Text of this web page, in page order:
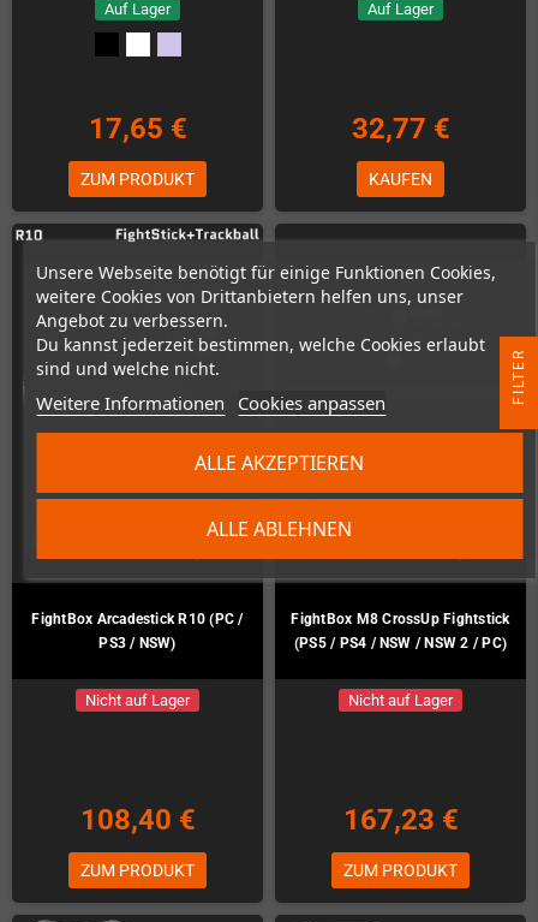
Unsere Webseite benötigt für einige Funktionen Cookies,
weitere Cookies von Drittanbietern helfen uns, unser
Angebot zu verbessern.
Du kannst jederzeit bestimmen, welche Cookies erlaubt
sind und welche nicht.
Weitere Informationen Cookies anpassen
ALLE ABLEHNEN
ALLE AKZEPTIEREN
Auf Lager
17,65 €
ZUM PRODUKT
Auf Lager
32,77 €
KAUFEN
FightBox Arcadestick R10 (PC /
PS3 / NSW)
Nicht auf Lager
108,40 €
ZUM PRODUKT
FightBox M8 CrossUp Fightstick
(PS5 / PS4 / NSW / NSW 2 / PC)
Nicht auf Lager
167,23 €
ZUM PRODUKT
R